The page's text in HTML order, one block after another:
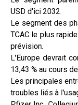
USD d'ici 2032.
Le segment des
TCAC le plus
prévision.
L'Europe devrait
13,43 % au cours
Les principales
troubles liés à